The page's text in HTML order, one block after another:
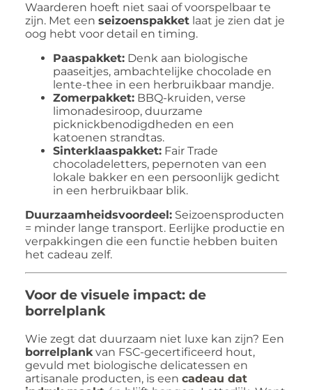
Waarderen hoeft niet saai of voorspelbaar te
zijn. Met een seizoenspakket laat je zien dat je
oog hebt voor detail en timing.
Paaspakket: Denk aan biologische
paaseitjes, ambachtelijke chocolade en
lente-thee in een herbruikbaar mandje.
Zomerpakket: BBQ-kruiden, verse
limonadesiroop, duurzame
picknickbenodigdheden en een
katoenen strandtas.
Sinterklaaspakket: Fair Trade
chocoladeletters, pepernoten van een
lokale bakker en een persoonlijk gedicht
in een herbruikbaar blik.
Duurzaamheidsvoordeel: Seizoensproducten
= minder lange transport. Eerlijke productie en
verpakkingen die een functie hebben buiten
het cadeau zelf.
Voor de visuele impact: de
borrelplank
Wie zegt dat duurzaam niet luxe kan zijn? Een
borrelplank van FSC-gecertificeerd hout,
gevuld met biologische delicatessen en
artisanale producten, is een cadeau dat